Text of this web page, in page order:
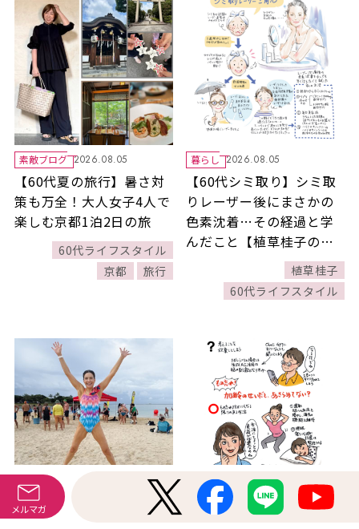
素敵ブログ 2026.08.05
【60代夏の旅行】暑さ対
策も万全！大人女子4人で
楽しむ京都1泊2日の旅
60代ライフスタイル
京都
旅行
暮らし 2026.08.05
【60代シミ取り】シミ取
りレーザー後にまさかの
色素沈着…その経過と学
んだこと【植草桂子の気
分だけでも大人修行】
植草桂子
60代ライフスタイル
暮らし 2026.08.01 エンタメ 2026.07.30
メルマガ